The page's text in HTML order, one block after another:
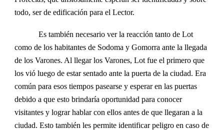
todo, ser de edificación para el Lector.
Es también necesario ver la reacción tanto de Lot
como de los habitantes de Sodoma y Gomorra ante la llegada
de los Varones. Al llegar los Varones, Lot fue el primero que
los vió luego de estar sentado ante la puerta de la ciudad. Era
común para esos tiempos pasearse y esperar en las puertas
debido a que esto brindaría oportunidad para conocer
visitantes y lograr hablar con ellos antes de que llegaran a la
ciudad. Esto también les permite identificar peligro en caso de